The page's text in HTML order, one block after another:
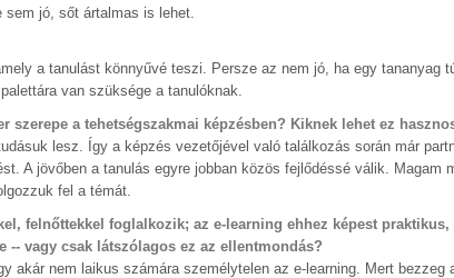
sem jó, sőt ártalmas is lehet.
a tanulást könnyűvé teszi. Persze az nem jó, ha egy tananyag
van szüksége a tanulóknak.
a tehetségszakmai képzésben? Kiknek lehet ez
lesz. Így a képzés vezetőjével való találkozás során már
A jövőben a tanulás egyre jobban közös fejlődéssé válik. Magam
fel a témát.
felnőttekkel foglalkozik; az e-learning ehhez képest
-- vagy csak látszólagos ez az ellentmondás?
akár nem laikus számára személytelen az e-learning. Mert bezzeg